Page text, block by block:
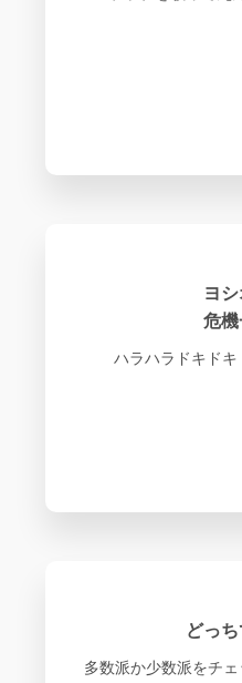
ヨ
危機
ハラハラドキド
どっ
多数派か少数派をチ